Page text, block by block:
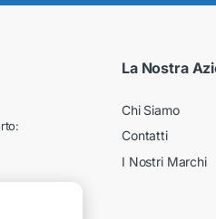
La Nostra
Chi Siamo
Contatti
I Nostri Marchi